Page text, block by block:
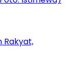
Rakyat,